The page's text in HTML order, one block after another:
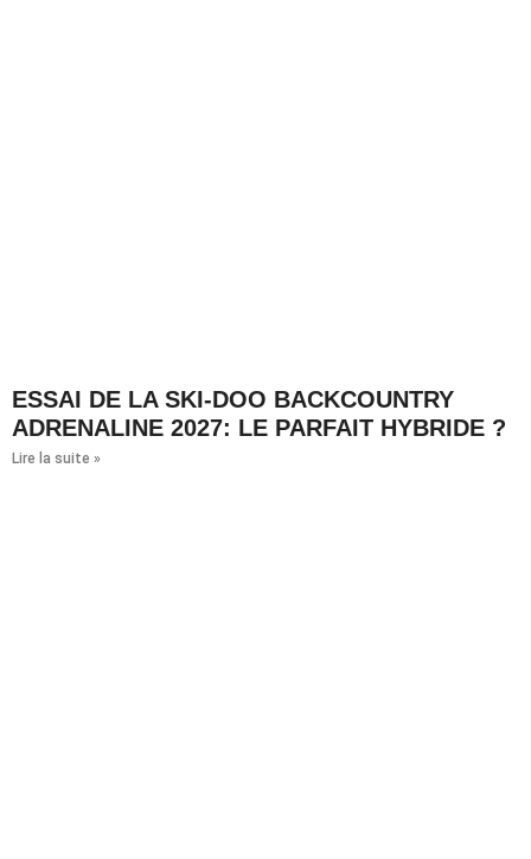
ESSAI DE LA SKI-DOO BACKCOUNTRY
ADRENALINE 2027: LE PARFAIT HYBRIDE ?
Lire la suite »